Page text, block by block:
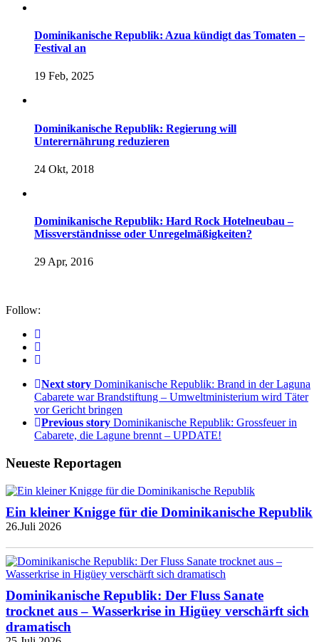
Dominikanische Republik: Azua kündigt das Tomaten –
Festival an
19 Feb, 2025
Dominikanische Republik: Regierung will
Unterernährung reduzieren
24 Okt, 2018
Dominikanische Republik: Hard Rock Hotelneubau –
Missverständnisse oder Unregelmäßigkeiten?
29 Apr, 2016
Follow:
Next story Dominikanische Republik: Brand in der Laguna
Cabarete war Brandstiftung – Umweltministerium wird Täter
vor Gericht bringen
Previous story Dominikanische Republik: Grossfeuer in
Cabarete, die Lagune brennt – UPDATE!
Neueste Reportagen
Ein kleiner Knigge für die Dominikanische Republik
26.Juli 2026
Dominikanische Republik: Der Fluss Sanate
trocknet aus – Wasserkrise in Higüey verschärft sich
dramatisch